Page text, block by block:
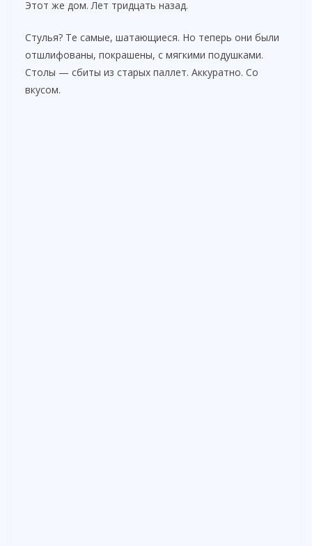
Этот же дом. Лет тридцать назад.
Стулья? Те самые, шатающиеся. Но теперь они были
отшлифованы, покрашены, с мягкими подушками.
Столы — сбиты из старых паллет. Аккуратно. Со
вкусом.